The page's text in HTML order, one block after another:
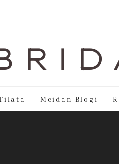
R I D
Meidän Blogi